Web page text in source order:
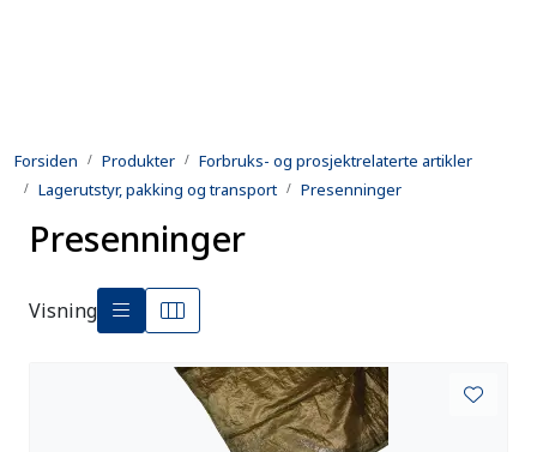
Forsiden Produkter
Forbruks- og prosjektrelaterte artikler
Lagerutstyr, pakking og transport
Presenninger
Presenninger
Visning
Utleie
Kontroll og reparasjon
Forsvarsindustri